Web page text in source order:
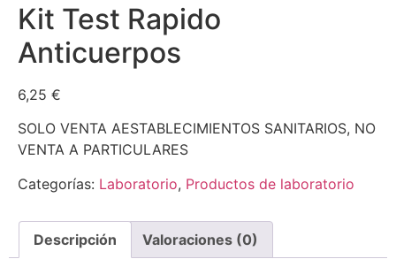
Kit Test Rapido
Anticuerpos
6,25 €
SOLO VENTA AESTABLECIMIENTOS SANITARIOS, NO
VENTA A PARTICULARES
Categorías: Laboratorio, Productos de laboratorio
Descripción Valoraciones (0)